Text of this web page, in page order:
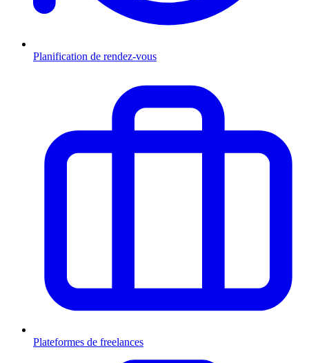
Planification de rendez-vous
Plateformes de freelances